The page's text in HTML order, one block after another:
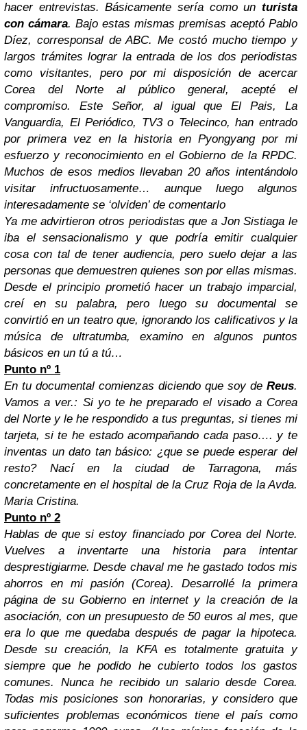
hacer entrevistas. Básicamente sería como un turista
con cámara. Bajo estas mismas premisas aceptó Pablo
Díez, corresponsal de ABC. Me costó mucho tiempo y
largos trámites lograr la entrada de los dos periodistas
como visitantes, pero por mi disposición de acercar
Corea del Norte al público general, acepté el
compromiso. Este Señor, al igual que El Pais, La
Vanguardia, El Periódico, TV3 o Telecinco, han entrado
por primera vez en la historia en Pyongyang por mi
esfuerzo y reconocimiento en el Gobierno de la RPDC.
Muchos de esos medios llevaban 20 años intentándolo
visitar infructuosamente… aunque luego algunos
interesadamente se ‘olviden’ de comentarlo
Ya me advirtieron otros periodistas que a Jon Sistiaga le
iba el sensacionalismo y que podría emitir cualquier
cosa con tal de tener audiencia, pero suelo dejar a las
personas que demuestren quienes son por ellas mismas.
Desde el principio prometió hacer un trabajo imparcial,
creí en su palabra, pero luego su documental se
convirtió en un teatro que, ignorando los calificativos y la
música de ultratumba, examino en algunos puntos
básicos en un tú a tú…
Punto nº 1
En tu documental comienzas diciendo que soy de Reus.
Vamos a ver.: Si yo te he preparado el visado a Corea
del Norte y le he respondido a tus preguntas, si tienes mi
tarjeta, si te he estado acompañando cada paso…. y te
inventas un dato tan básico: ¿que se puede esperar del
resto? Nací en la ciudad de Tarragona, más
concretamente en el hospital de la Cruz Roja de la Avda.
Maria Cristina.
Punto nº 2
Hablas de que si estoy financiado por Corea del Norte.
Vuelves a inventarte una historia para intentar
desprestigiarme. Desde chaval me he gastado todos mis
ahorros en mi pasión (Corea). Desarrollé la primera
página de su Gobierno en internet y la creación de la
asociación, con un presupuesto de 50 euros al mes, que
era lo que me quedaba después de pagar la hipoteca.
Desde su creación, la KFA es totalmente gratuita y
siempre que he podido he cubierto todos los gastos
comunes. Nunca he recibido un salario desde Corea.
Todas mis posiciones son honorarias, y considero que
suficientes problemas económicos tiene el país como